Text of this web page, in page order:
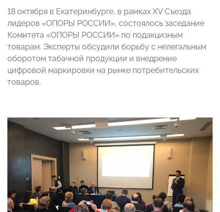
18 октября в Екатеринбурге, в рамках XV Съезда
лидеров «ОПОРЫ РОССИИ», состоялось заседание
Комитета «ОПОРЫ РОССИИ» по подакцизным
товарам. Эксперты обсудили борьбу с нелегальным
оборотом табачной продукции и внедрение
цифровой маркировки на рынке потребительских
товаров.